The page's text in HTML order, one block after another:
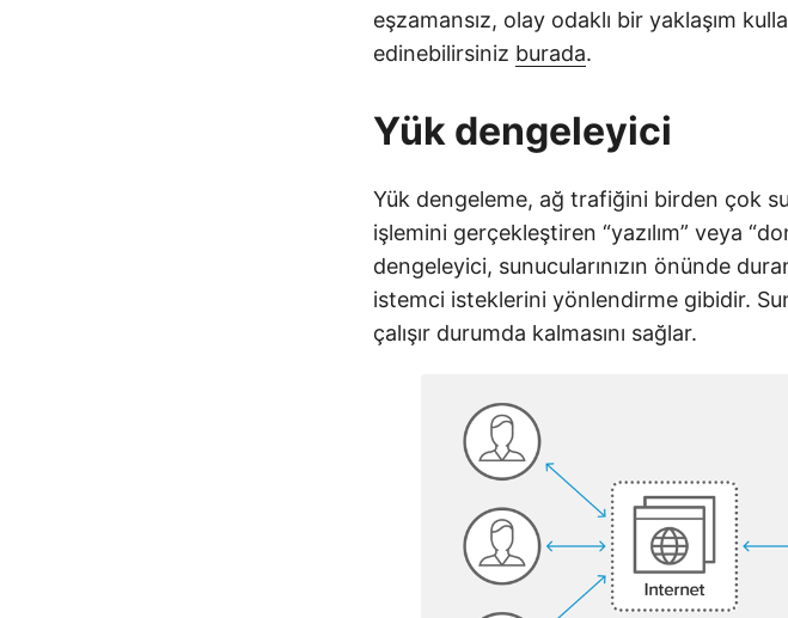
eşzamansız, olay odaklı bir yaklaşım
edinebilirsiniz burada.
Yük dengeleyici
Yük dengeleme, ağ trafiğini birden çok
işlemini gerçekleştiren “yazılım” veya
dengeleyici, sunucularınızın önünde
istemci isteklerini yönlendirme gibidir.
çalışır durumda kalmasını sağlar.